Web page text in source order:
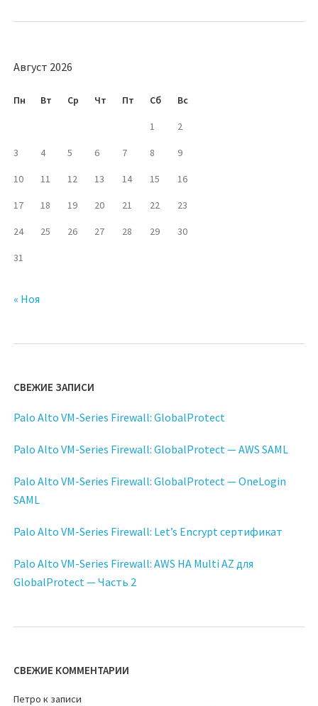
Август 2026
Пн Вт Ср Чт Пт Сб Вс
1 2
3 4 5 6 7 8 9
10 11 12 13 14 15 16
17 18 19 20 21 22 23
24 25 26 27 28 29 30
31
« Ноя
СВЕЖИЕ ЗАПИСИ
Palo Alto VM-Series Firewall: GlobalProtect
Palo Alto VM-Series Firewall: GlobalProtect — AWS SAML
Palo Alto VM-Series Firewall: GlobalProtect — OneLogin
SAML
Palo Alto VM-Series Firewall: Let’s Encrypt сертификат
Palo Alto VM-Series Firewall: AWS HA Multi AZ для
GlobalProtect — Часть 2
СВЕЖИЕ КОММЕНТАРИИ
Петро к записи